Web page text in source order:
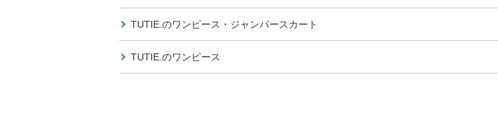
TUTIE.のワンピース・ジャンパースカート
TUTIE.のワンピース